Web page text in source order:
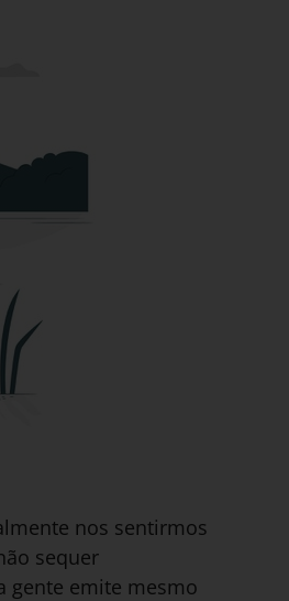
nos sentirmos
sequer
gente emite mesmo